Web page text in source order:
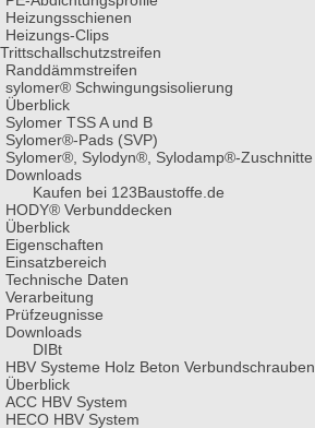
Heizungsschienen
Heizungs-Clips
Trittschallschutz­streifen
Rand­dämmstreifen
sylomer® Schwingungs­isolierung
Überblick
Sylomer TSS A und B
Sylomer®-Pads (SVP)
Sylomer®, Sylodyn®, Sylodamp®-Zuschnitte
Downloads
Kaufen bei 123Baustoffe.de
HODY® Verbunddecken
Überblick
Eigenschaften
Einsatzbereich
Technische Daten
Verarbeitung
Prüfzeugnisse
Downloads
DIBt
HBV Systeme Holz Beton Verbund­schrauben
Überblick
ACC HBV System
HECO HBV System